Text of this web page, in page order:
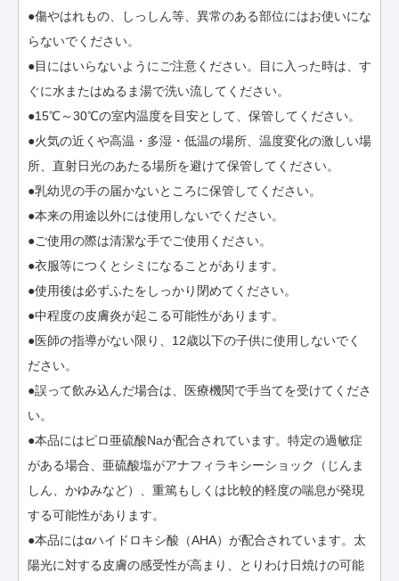
●傷やはれもの、しっしん等、異常のある部位にはお使いにな
らないでください。
●目にはいらないようにご注意ください。目に入った時は、す
ぐに水またはぬるま湯で洗い流してください。
●15℃～30℃の室内温度を目安として、保管してください。
●火気の近くや高温・多湿・低温の場所、温度変化の激しい場
所、直射日光のあたる場所を避けて保管してください。
●乳幼児の手の届かないところに保管してください。
●本来の用途以外には使用しないでください。
●ご使用の際は清潔な手でご使用ください。
●衣服等につくとシミになることがあります。
●使用後は必ずふたをしっかり閉めてください。
●中程度の皮膚炎が起こる可能性があります。
●医師の指導がない限り、12歳以下の子供に使用しないでく
ださい。
●誤って飲み込んだ場合は、医療機関で手当てを受けてくださ
い。
●本品にはピロ亜硫酸Naが配合されています。特定の過敏症
がある場合、亜硫酸塩がアナフィラキシーショック（じんま
しん、かゆみなど）、重篤もしくは比較的軽度の喘息が発現
する可能性があります。
●本品にはαハイドロキシ酸（AHA）が配合されています。太
陽光に対する皮膚の感受性が高まり、とりわけ日焼けの可能